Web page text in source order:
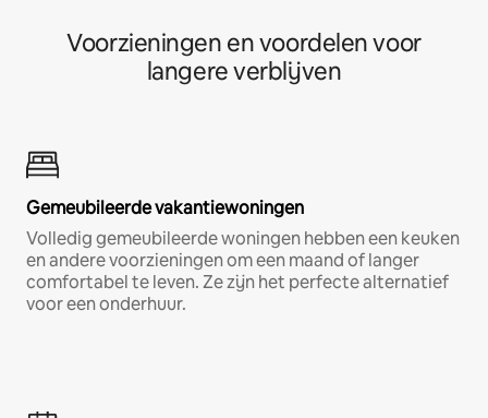
Voorzieningen en voordelen voor
langere verblijven
Gemeubileerde vakantiewoningen
Volledig gemeubileerde woningen hebben een keuken
en andere voorzieningen om een maand of langer
comfortabel te leven. Ze zijn het perfecte alternatief
voor een onderhuur.